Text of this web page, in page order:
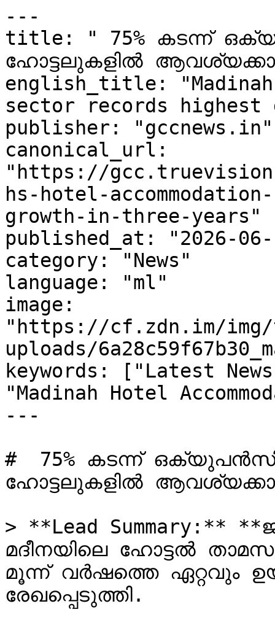
---
title: " 75% കടന്ന്
ഹോട്ടലുകളിൽ
english_title:
sector records
publisher: "gccnews.in"
canonical_url:
"https://
hs-hotel-
growth-in-three-years"
published_at: "2026-06-
category: "News"
language: "ml"
image:
"https://cf.zdn.im/img/
uploads/
keywords: ["Latest
"Madinah Hotel
---
#  75% കടന്ന് ഒക്യുപൻസി
ഹോട്ടലുകളിൽ
> **Lead Summary:**
മദീനയിലെ ഹോട്ടൽ
മൂന്ന് വർഷത്തെ ഏറ്റവും
രേഖപ്പെടുത്തി.